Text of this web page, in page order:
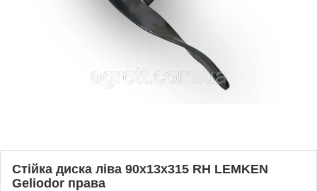
Стійка диска ліва 90x13x315 RH LEMKEN
Geliodor права